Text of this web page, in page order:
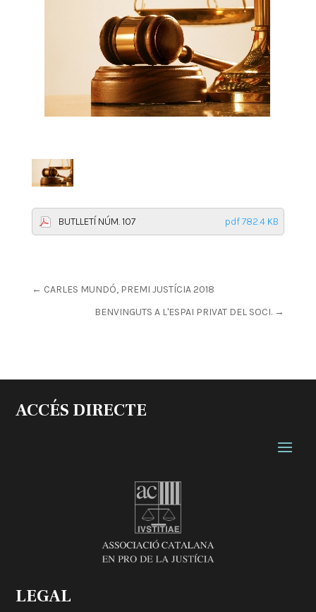
BUTLLETÍ NÚM. 107 pdf 782.4 KB
← CARLES MUNDÓ, PREMI JUSTÍCIA 2018
BENVINGUTS A L'ESPAI PRIVAT DEL SOCI. →
ACCÉS DIRECTE
LEGAL